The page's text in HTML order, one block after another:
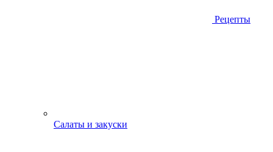
Рецепты
Салаты и закуски